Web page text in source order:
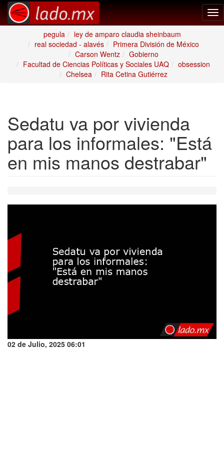
pegula
ley de amparo claudia sheinbaum
real sociedad - alavés
Primera División de México
Carson Wentz
Gobierno
Facultad de Ciencias Políticas y Sociales UAQ
obsession
Chelsea
Rita Cetina Gutiérrez
Sedatu va por vivienda
para los informales: "Está
en mis manos destrabar"
02 de Julio, 2025 06:01